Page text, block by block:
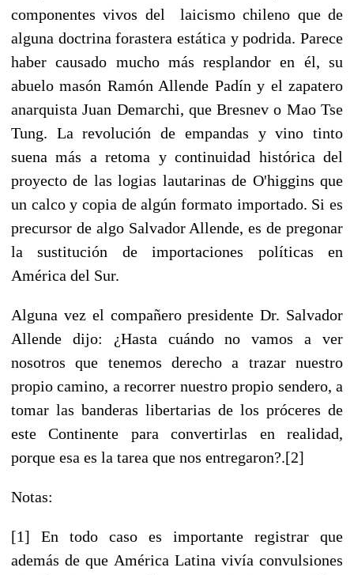
componentes vivos del laicismo chileno que de
alguna doctrina forastera estática y podrida. Parece
haber causado mucho más resplandor en él, su
abuelo masón Ramón Allende Padín y el zapatero
anarquista Juan Demarchi, que Bresnev o Mao Tse
Tung. La revolución de empandas y vino tinto
suena más a retoma y continuidad histórica del
proyecto de las logias lautarinas de O'higgins que
un calco y copia de algún formato importado. Si es
precursor de algo Salvador Allende, es de pregonar
la sustitución de importaciones políticas en
América del Sur.
Alguna vez el compañero presidente Dr. Salvador
Allende dijo: ¿Hasta cuándo no vamos a ver
nosotros que tenemos derecho a trazar nuestro
propio camino, a recorrer nuestro propio sendero, a
tomar las banderas libertarias de los próceres de
este Continente para convertirlas en realidad,
porque esa es la tarea que nos entregaron?.[2]
Notas:
[1] En todo caso es importante registrar que
además de que América Latina vivía convulsiones